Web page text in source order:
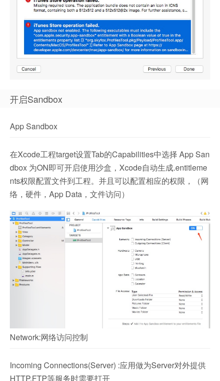
开启Sandbox
App Sandbox
在Xcode工程target设置Tab的Capabilities中选择 App San
dbox 为ON即可开启使用沙盒，Xcode自动生成.entitleme
nts权限配置文件到工程。并且可以配置相应的权限，（网
络，硬件，App Data，文件访问）
Network:网络访问控制
Incoming Connections(Server) :应用做为Server对外提供
HTTP,FTP等服务时需要打开